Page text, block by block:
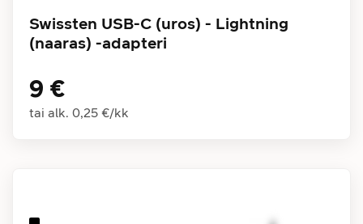
Swissten USB-C (uros) - Lightning
(naaras) -adapteri
9 €
tai alk. 0,25 €/kk